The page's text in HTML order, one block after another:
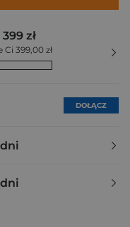
zł
399,00 zł
DOŁĄCZ